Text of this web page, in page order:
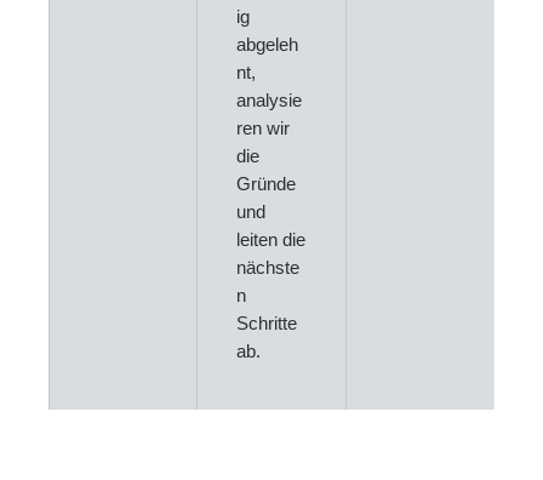
ig
abgeleh
nt,
analysie
ren wir
die
Gründe
und
leiten die
nächste
n
Schritte
ab.